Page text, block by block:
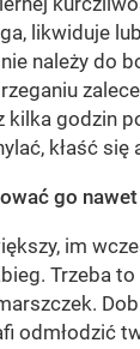
likwiduje
należy do
kilka godzin
kłaść
go
im
Trzeba
odmłodzić